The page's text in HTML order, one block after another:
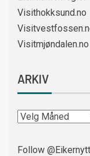
Visithokksund.no
Visitmjøndalen.no
ARKIV
Follow